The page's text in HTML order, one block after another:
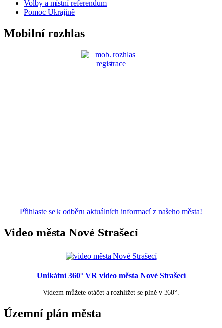
Volby a místní referendum
Pomoc Ukrajině
Mobilní rozhlas
Přihlaste se k odběru aktuálních informací z našeho města!
Video města Nové Strašecí
Unikátní 360° VR video města Nové Strašecí
Videem můžete otáčet a rozhlížet se plně v 360°.
Územní plán města